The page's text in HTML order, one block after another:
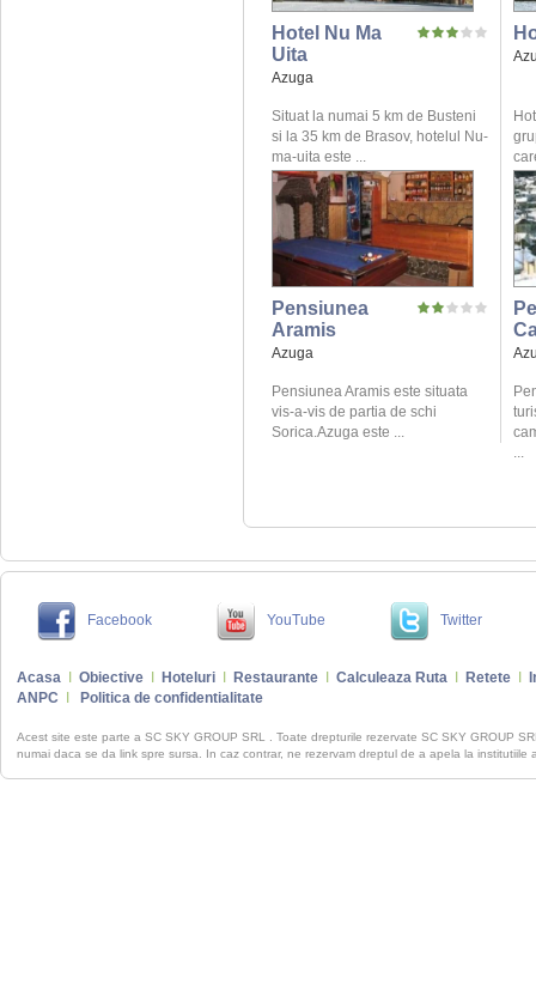
Hotel Nu Ma
Uita
Azuga
Situat la numai 5 km de Busteni
si la 35 km de Brasov, hotelul Nu-
ma-uita este ...
Pensiunea
Aramis
Azuga
Pensiunea Aramis este situata
vis-a-vis de partia de schi
Sorica.Azuga este ...
...
Facebook YouTube Twitter
Acasa Obiective Hoteluri Restaurante Calculeaza Ruta Retete
ANPC
Politica de confidentialitate
Acest site este parte a SC SKY GROUP SRL . Toate drepturile rezervate SC SKY GROUP
numai daca se da link spre sursa. In caz contrar, ne rezervam dreptul de a apela la institutiile